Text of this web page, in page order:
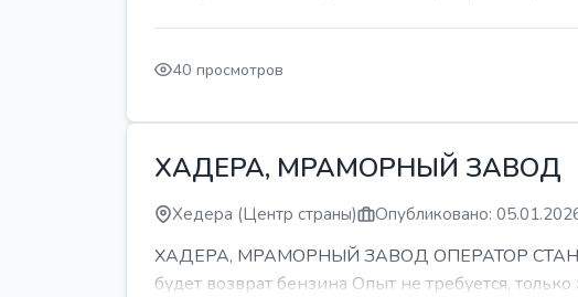
40 просмотров
ХАДЕРА, МРАМОРНЫЙ ЗАВОД
Хедера (Центр страны) Опубликовано:
ХАДЕРА, МРАМОРНЫЙ ЗАВОД ОПЕРАТОР СТАНКА
будет возврат бензина Опыт не требуется,